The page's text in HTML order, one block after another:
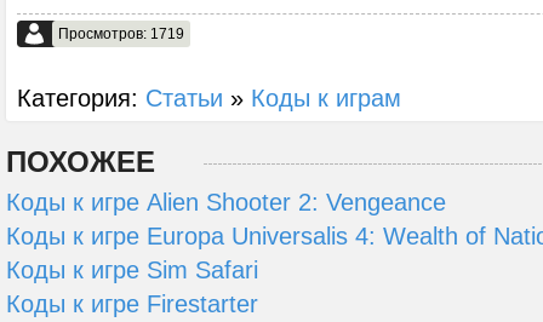
Просмотров: 1719
Категория: Статьи » Коды к играм
ПОХОЖЕЕ
Коды к игре Alien Shooter 2: Vengeance
Коды к игре Europa Universalis 4: Wealth of
Коды к игре Sim Safari
Коды к игре Firestarter